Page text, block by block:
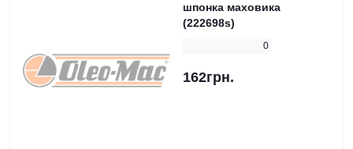
шпонка маховика
(222698s)
0
162грн.